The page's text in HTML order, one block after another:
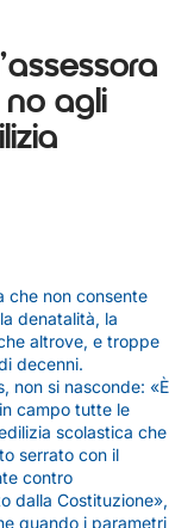
agli
che non consente
denatalità, la
altrove, e troppe
decenni.
non si nasconde: «È
campo tutte le
scolastica che
serrato con il
contro
dalla Costituzione»,
quando i parametri